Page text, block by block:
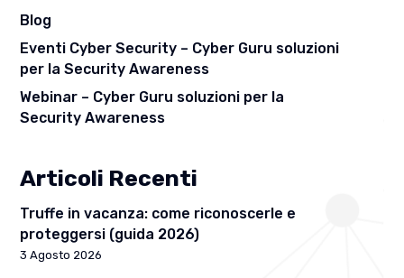
Blog
Eventi Cyber Security – Cyber Guru soluzioni
per la Security Awareness
Webinar – Cyber Guru soluzioni per la
Security Awareness
Articoli Recenti
Truffe in vacanza: come riconoscerle e
proteggersi (guida 2026)
3 Agosto 2026